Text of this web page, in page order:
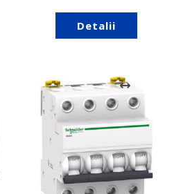
Detalii